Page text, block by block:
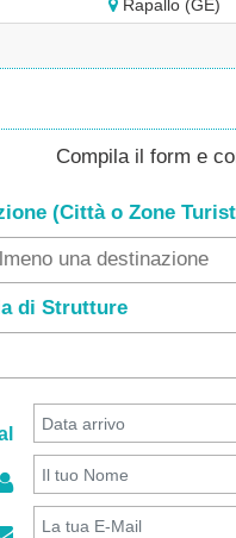
Rapallo (GE)
Compila il form e
(Città o Zone
di Strutture